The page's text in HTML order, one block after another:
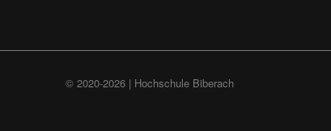
© 2020-2026 | Hochschule Biberach